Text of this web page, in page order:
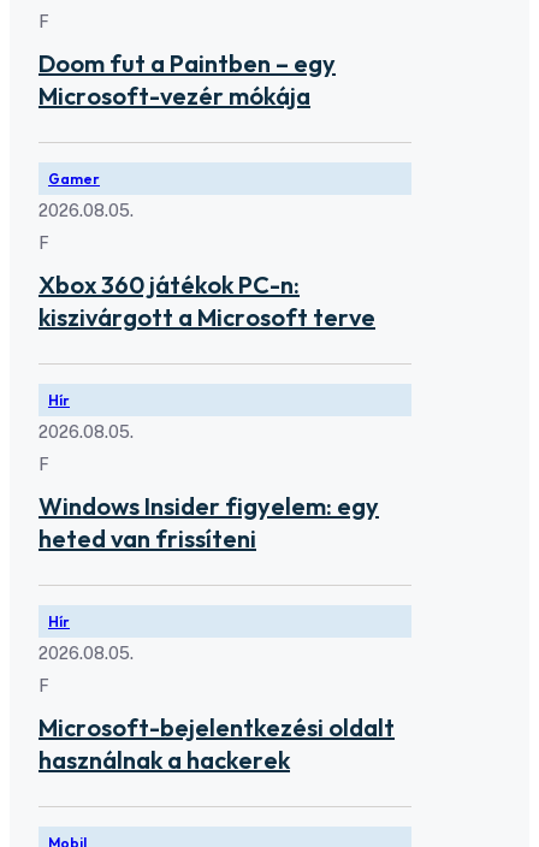
F
Doom fut a Paintben – egy
Microsoft-vezér mókája
Gamer
2026.08.05.
F
Xbox 360 játékok PC-n:
kiszivárgott a Microsoft terve
Hír
2026.08.05.
F
Windows Insider figyelem: egy
heted van frissíteni
Hír
2026.08.05.
F
Microsoft-bejelentkezési oldalt
használnak a hackerek
Mobil